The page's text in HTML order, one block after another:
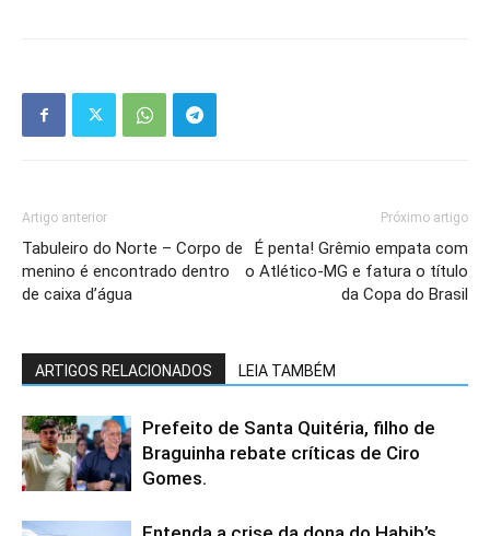
Artigo anterior
Tabuleiro do Norte – Corpo de
menino é encontrado dentro
de caixa d’água
Próximo artigo
É penta! Grêmio empata com
o Atlético-MG e fatura o título
da Copa do Brasil
ARTIGOS RELACIONADOS LEIA TAMBÉM
Prefeito de Santa Quitéria, filho de
Braguinha rebate críticas de Ciro
Gomes.